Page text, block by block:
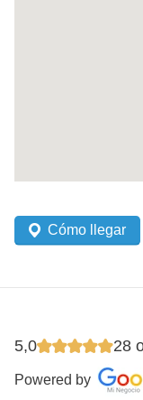
Cómo llegar
5,0 28
Powered by